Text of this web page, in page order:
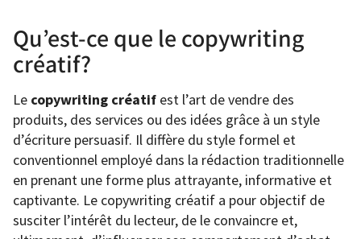
Qu’est-ce que le copywriting
créatif?
Le copywriting créatif est l’art de vendre des
produits, des services ou des idées grâce à un style
d’écriture persuasif. Il diffère du style formel et
conventionnel employé dans la rédaction traditionnelle
en prenant une forme plus attrayante, informative et
captivante. Le copywriting créatif a pour objectif de
susciter l’intérêt du lecteur, de le convaincre et,